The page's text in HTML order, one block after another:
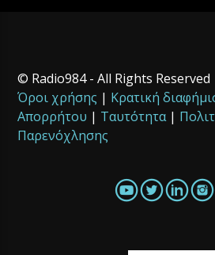
© Radio984 - All Rights Reserved
Όροι χρήσης | Κρατική
Απορρήτου | Ταυτότητα|
Παρενόχλησης